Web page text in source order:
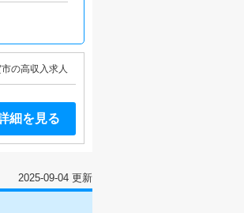
の高収入求人
細を見る
2025-09-04 更新